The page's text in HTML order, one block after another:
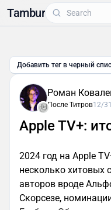
Tambur
Добавить тег в черный
Роман
После Титров12/
Apple TV+:
2024 год на Apple
несколько хитовых
авторов вроде
Скорсезе,